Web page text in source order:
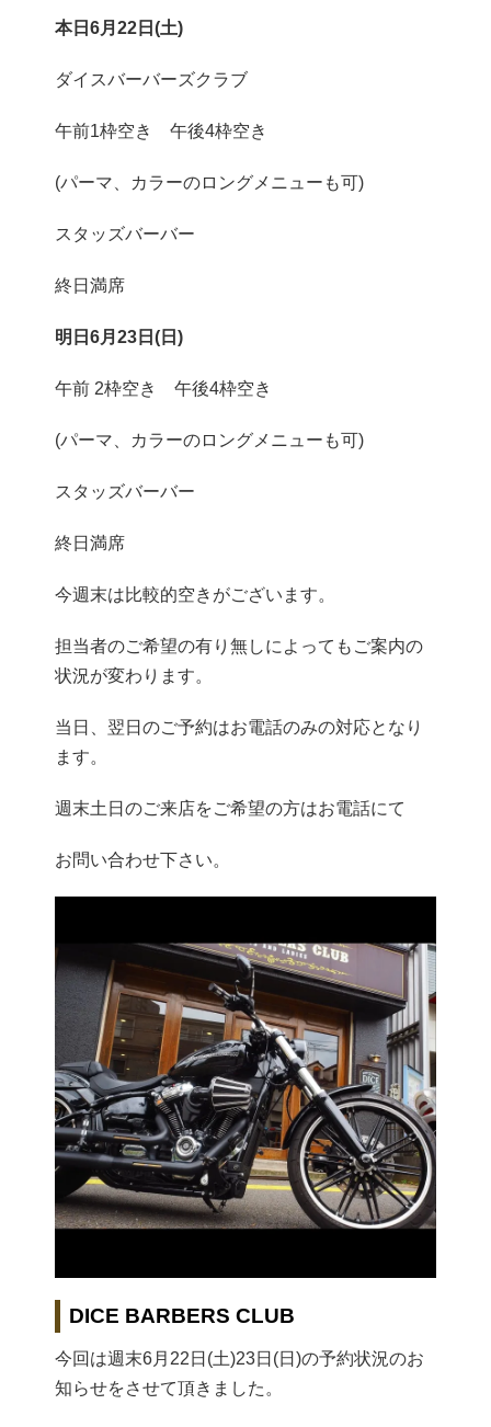
本日6月22日(土)
ダイスバーバーズクラブ
午前1枠空き 午後4枠空き
(パーマ、カラーのロングメニューも可)
スタッズバーバー
終日満席
明日6月23日(日)
午前 2枠空き 午後4枠空き
(パーマ、カラーのロングメニューも可)
スタッズバーバー
終日満席
今週末は比較的空きがございます。
担当者のご希望の有り無しによってもご案内の
状況が変わります。
当日、翌日のご予約はお電話のみの対応となり
ます。
週末土日のご来店をご希望の方はお電話にて
お問い合わせ下さい。
DICE BARBERS CLUB
今回は週末6月22日(土)23日(日)の予約状況のお
知らせをさせて頂きました。